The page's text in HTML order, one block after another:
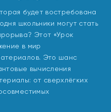
будет востребована
школьники могут стать
Этот «Урок
в мир
Это шанс
вычисления
от сверхлёгких